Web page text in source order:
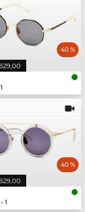
40 %
40 %
1